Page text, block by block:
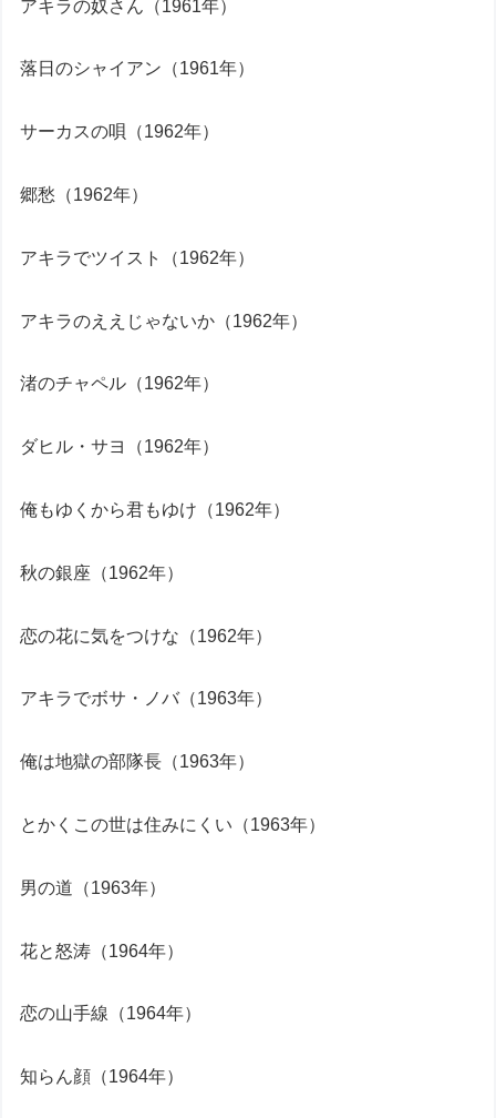
アキラの奴さん（1961年）
落日のシャイアン（1961年）
サーカスの唄（1962年）
郷愁（1962年）
アキラでツイスト（1962年）
アキラのええじゃないか（1962年）
渚のチャペル（1962年）
ダヒル・サヨ（1962年）
俺もゆくから君もゆけ（1962年）
秋の銀座（1962年）
恋の花に気をつけな（1962年）
アキラでボサ・ノバ（1963年）
俺は地獄の部隊長（1963年）
とかくこの世は住みにくい（1963年）
男の道（1963年）
花と怒涛（1964年）
恋の山手線（1964年）
知らん顔（1964年）